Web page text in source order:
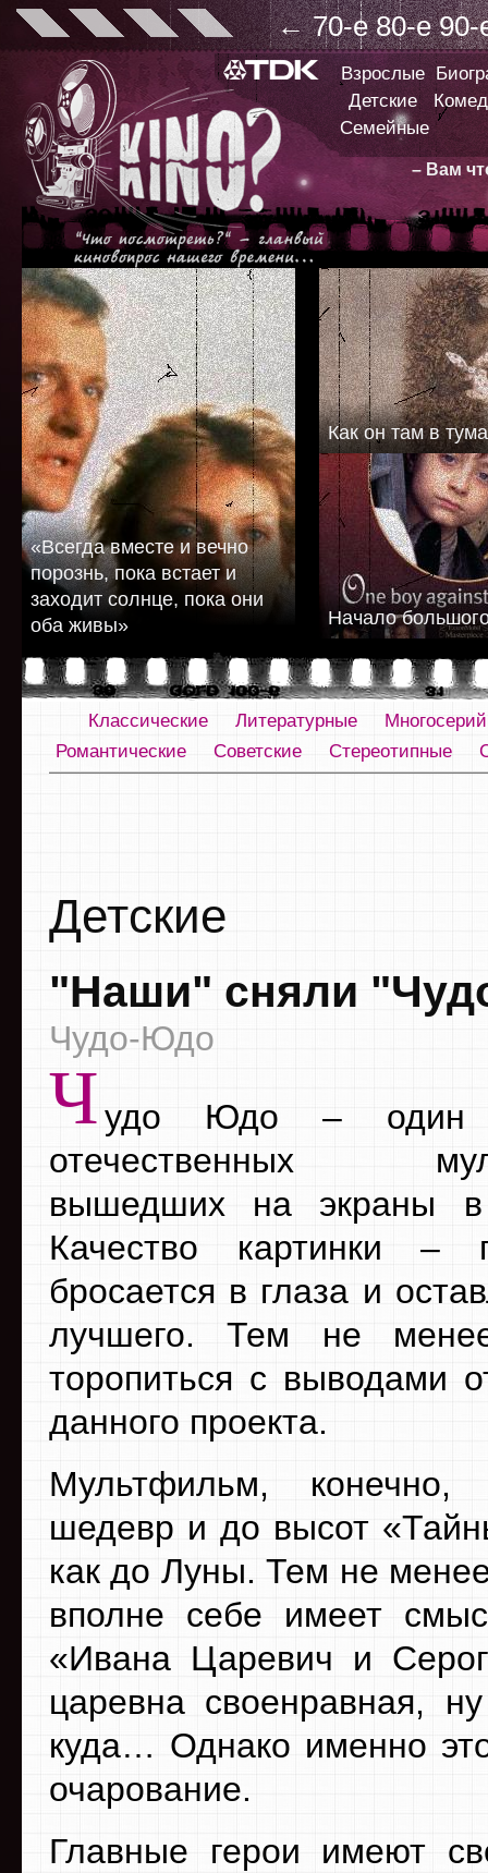
← 70-е 80-е 90-
Взрослые
Детские
Семейные
– Вам
«Всегда вместе и вечно
порознь, пока встает и
заходит солнце, пока они
оба живы»
Как он там в
Начало
Классические Литературные
Романтические
Советские Стереотипные
Детские
"Наши" сняли
Чудо-Юдо
Чудо Юдо – один
отечественных
вышедших на экраны в
Качество картинки –
бросается в глаза и
лучшего. Тем не
торопиться с выводами
данного проекта.
Мультфильм,
шедевр и до высот
как до Луны. Тем не
вполне себе имеет
«Ивана Царевич и
царевна своенравная,
куда… Однако именно
очарование.
Главные герои имеют